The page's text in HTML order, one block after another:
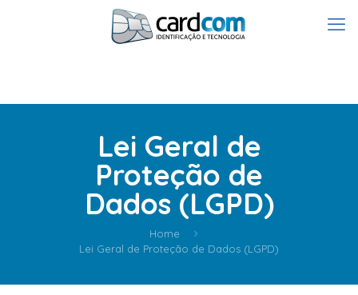
Lei Geral de
Proteção de
Dados (LGPD)
Home
Lei Geral de Proteção de Dados (LGPD)